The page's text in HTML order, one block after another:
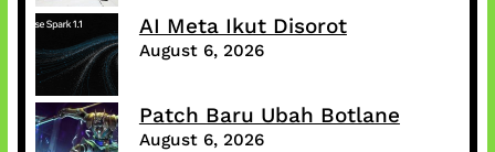
AI Meta Ikut Disorot
August 6, 2026
Patch Baru Ubah Botlane
August 6, 2026